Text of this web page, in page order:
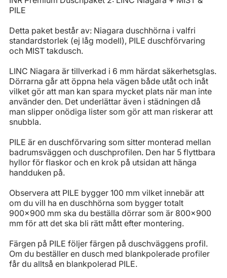
PILE
Detta paket består av: Niagara duschhörna i valfri
standardstorlek (ej låg modell), PILE duschförvaring
och MIST takdusch.
LINC Niagara är tillverkad i 6 mm härdat säkerhetsglas.
Dörrarna går att öppna hela vägen både utåt och inåt
vilket gör att man kan spara mycket plats när man inte
använder den. Det underlättar även i städningen då
man slipper onödiga lister som gör att man riskerar att
snubbla.
PILE är en duschförvaring som sitter monterad mellan
badrumsväggen och duschprofilen. Den har 5 flyttbara
hyllor för flaskor och en krok på utsidan att hänga
handduken på.
Observera att PILE bygger 100 mm vilket innebär att
om du vill ha en duschhörna som bygger totalt
900x900 mm ska du beställa dörrar som är 800x900
mm för att det ska bli rätt mått efter montering.
Färgen på PILE följer färgen på duschväggens profil.
Om du beställer en dusch med blankpolerade profiler
får du alltså en blankpolerad PILE.